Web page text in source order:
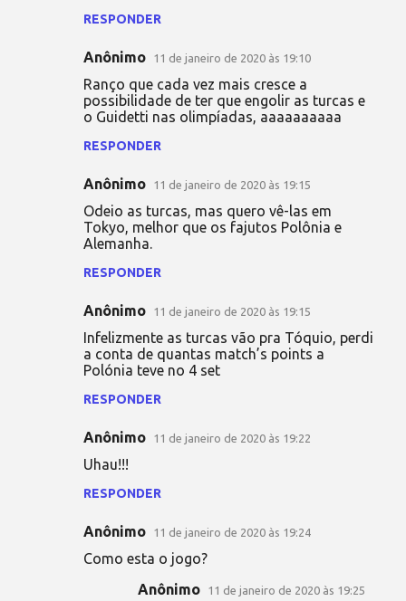
RESPONDER
Anônimo 11 de janeiro de 2020 às 19:10
Ranço que cada vez mais cresce a
possibilidade de ter que engolir as turcas e
o Guidetti nas olimpíadas, aaaaaaaaaa
RESPONDER
Anônimo 11 de janeiro de 2020 às 19:15
Odeio as turcas, mas quero vê-las em
Tokyo, melhor que os fajutos Polônia e
Alemanha.
RESPONDER
Anônimo 11 de janeiro de 2020 às 19:15
Infelizmente as turcas vão pra Tóquio, perdi
a conta de quantas match’s points a
Polónia teve no 4 set
RESPONDER
Anônimo 11 de janeiro de 2020 às 19:22
Uhau!!!
RESPONDER
Anônimo 11 de janeiro de 2020 às 19:24
Como esta o jogo?
Anônimo 11 de janeiro de 2020 às 19:25